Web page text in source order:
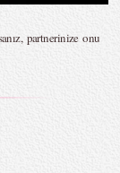
partnerinize onu